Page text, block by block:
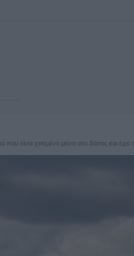
που είναι χτισμένο μέσα στο δάσος και έχει